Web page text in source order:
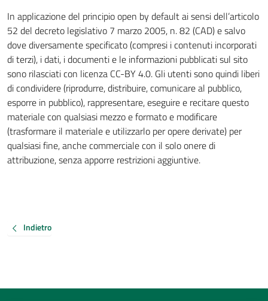
In applicazione del principio open by default ai sensi dell’articolo
52 del decreto legislativo 7 marzo 2005, n. 82 (CAD) e salvo
dove diversamente specificato (compresi i contenuti incorporati
di terzi), i dati, i documenti e le informazioni pubblicati sul sito
sono rilasciati con licenza CC-BY 4.0. Gli utenti sono quindi liberi
di condividere (riprodurre, distribuire, comunicare al pubblico,
esporre in pubblico), rappresentare, eseguire e recitare questo
materiale con qualsiasi mezzo e formato e modificare
(trasformare il materiale e utilizzarlo per opere derivate) per
qualsiasi fine, anche commerciale con il solo onere di
attribuzione, senza apporre restrizioni aggiuntive.
Indietro